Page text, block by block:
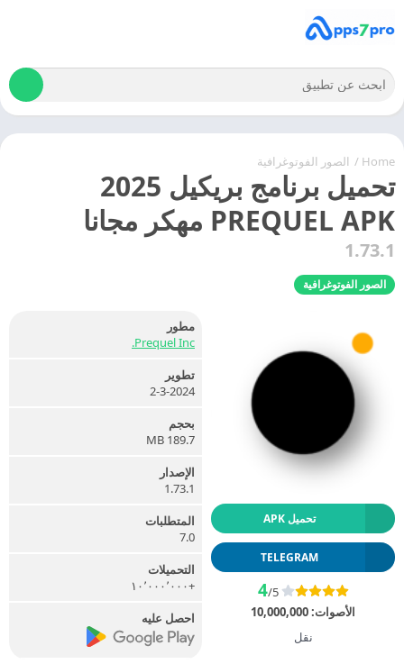
Home
/ الصور الفوتوغرافية
تحميل برنامج بريكيل 2025
PREQUEL APK مهكر مجانا
1.73.1
الصور الفوتوغرافية
تحميل APK
TELEGRAM
4/5
الأصوات:10,000,000
نقل
مطور
Prequel Inc.
تطوير
2-3-2024
بحجم
189.7 MB
الإصدار
1.73.1
المتطلبات
7.0
التحميلات
+١٠٬٠٠٠٬٠٠٠
احصل عليه